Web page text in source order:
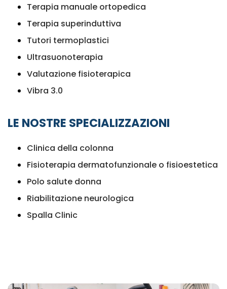
Terapia manuale ortopedica
Terapia superinduttiva
Tutori termoplastici
Ultrasuonoterapia
Valutazione fisioterapica
Vibra 3.0
LE NOSTRE SPECIALIZZAZIONI
Clinica della colonna
Fisioterapia dermatofunzionale o fisioestetica
Polo salute donna
Riabilitazione neurologica
Spalla Clinic